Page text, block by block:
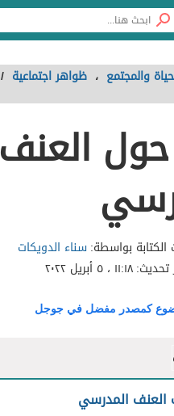
والمجتمع ، ظواهر اجتماعية /
العنف
بواسطة:سناء الدويكات
تحديث:١١:١٨ ، ٥ أبريل ٢٠٢٢
كمصدر مفضل في جوجل
العنف المدرسي